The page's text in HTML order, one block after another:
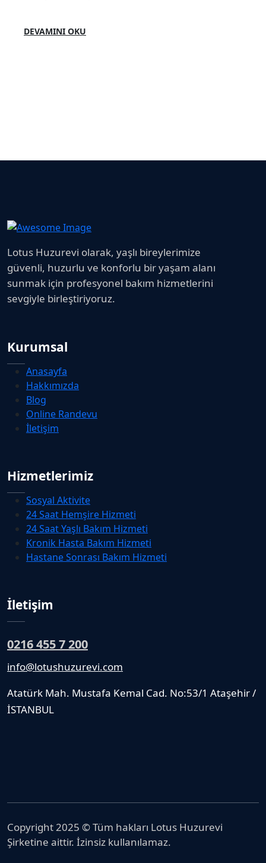
DEVAMINI OKU
Lotus Huzurevi olarak, yaşlı bireylerimize
güvenli, huzurlu ve konforlu bir yaşam alanı
sunmak için profesyonel bakım hizmetlerini
sevgiyle birleştiriyoruz.
Kurumsal
Anasayfa
Hakkımızda
Blog
Online Randevu
İletişim
Hizmetlerimiz
Sosyal Aktivite
24 Saat Hemşire Hizmeti
24 Saat Yaşlı Bakım Hizmeti
Kronik Hasta Bakım Hizmeti
Hastane Sonrası Bakım Hizmeti
İletişim
0216 455 7 200
info@lotushuzurevi.com
Atatürk Mah. Mustafa Kemal Cad. No:53/1 Ataşehir /
İSTANBUL
Copyright 2025 © Tüm hakları Lotus Huzurevi
Şirketine aittir. İzinsiz kullanılamaz.